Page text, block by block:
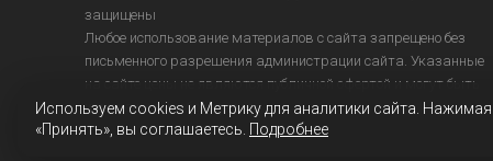
защищены
Любое использование материалов с сайта запрещено без
письменного разрешения администрации сайта. Указанные
на сайте цены не являются публичной офертой и могут быть
изменены в любое время.
Используем cookies и Метрику для аналитики сайта. Нажимая
«Принять», вы соглашаетесь. Подробнее